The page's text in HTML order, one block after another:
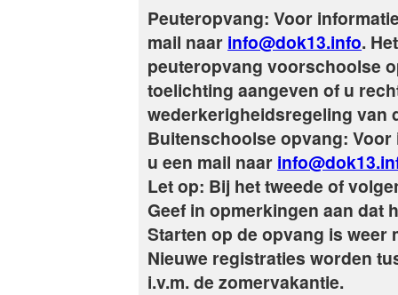
Peuteropvang: Voor
mail naar info@dok13.info.
peuteropvang voorschoolse
toelichting aangeven of u
wederkerigheidsregeling van
Buitenschoolse opvang:
u een mail naar
Let op: Bij het tweede of
Geef in opmerkingen aan dat
Starten op de opvang is weer
Nieuwe registraties worden
i.v.m. de zomervakantie.